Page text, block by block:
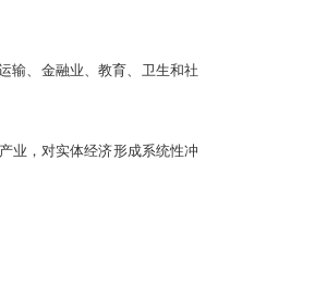
输、金融业、教育、卫生和社
业，对实体经济形成系统性冲